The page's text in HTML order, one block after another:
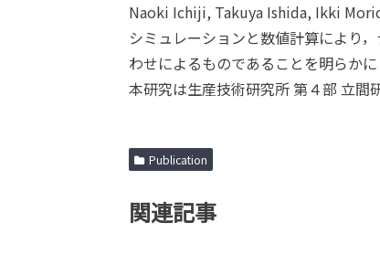
Naoki Ichiji, Takuya Ishida, Ikki
シミュレーションと数値計算により
わせによるものであることを明らかに
本研究は生産技術研究所 第４部 立間
Publication
関連記事